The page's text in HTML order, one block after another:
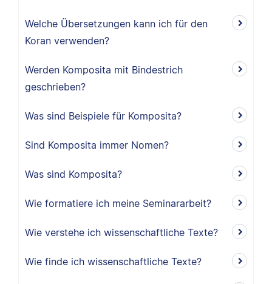
Welche Übersetzungen kann ich für den
Koran verwenden?
Werden Komposita mit Bindestrich
geschrieben?
Was sind Beispiele für Komposita?
Sind Komposita immer Nomen?
Was sind Komposita?
Wie formatiere ich meine Seminararbeit?
Wie verstehe ich wissenschaftliche Texte?
Wie finde ich wissenschaftliche Texte?